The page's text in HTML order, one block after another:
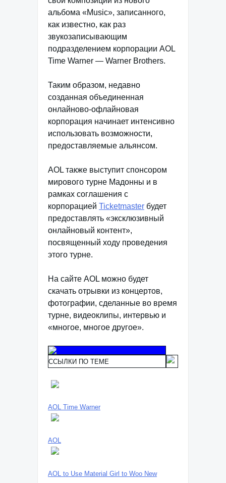
альбома «Music», записанного,
как известно, как раз
звукозаписывающим
подразделением корпорации AOL
Time Warner — Warner Brothers.
Таким образом, недавно
созданная объединенная
онлайново-офлайновая
корпорация начинает интенсивно
использовать возможности,
предоставляемые альянсом.
AOL также выступит спонсором
мирового турне Мадонны и в
рамках соглашения с
корпорацией Ticketmaster будет
предоставлять «эксклюзивный
онлайновый контент»,
посвященный ходу проведения
этого турне.
На сайте AOL можно будет
скачать отрывки из концертов,
фотографии, сделанные во время
турне, видеоклипы, интервью и
«многое, многое другое».
ССЫЛКИ ПО ТЕМЕ
AOL Time Warner
AOL
AOL to Use Material Girl to Woo New